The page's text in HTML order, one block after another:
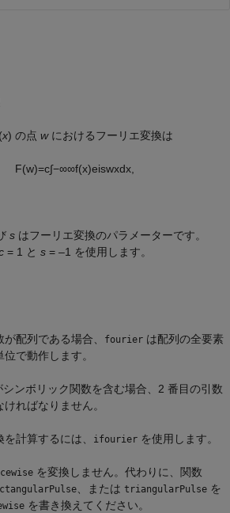
x) の点wにおけるフーリエ変換は
F(w)=c∫−∞∞f(x)eiswxdx
s はフーリエ変換のパラメーターです。
= 1 とs = –1 を使用します。
配列である場合、 fourier は配列の全要素
で動作します。
ンボリック関数を含む場合、2 番目の引数
ればなりません。
計算するには、 ifourier を使用します。
を変換しません。代わりに、関数
、または triangularPulse を
を書き換えてください。